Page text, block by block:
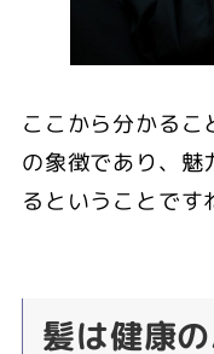
ここから分かるこ
の象徴であり、魅
るということです
髪は健康